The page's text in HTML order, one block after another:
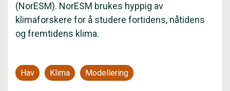
(NorESM). NorESM brukes hyppig av
klimaforskere for å studere fortidens, nåtidens
og fremtidens klima.
Hav Klima Modellering